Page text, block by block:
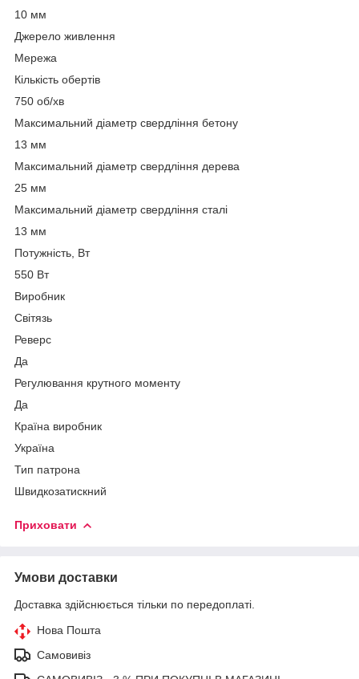
10 мм
Джерело живлення
Мережа
Кількість обертів
750 об/хв
Максимальний діаметр свердління бетону
13 мм
Максимальний діаметр свердління дерева
25 мм
Максимальний діаметр свердління сталі
13 мм
Потужність, Вт
550 Вт
Виробник
Світязь
Реверс
Да
Регулювання крутного моменту
Да
Країна виробник
Україна
Тип патрона
Швидкозатискний
Приховати
Умови доставки
Доставка здійснюється тільки по передоплаті.
Нова Пошта
Самовивіз